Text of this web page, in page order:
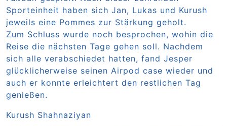
Sporteinheit haben sich Jan, Lukas und Kurush
jeweils eine Pommes zur Stärkung geholt.
Zum Schluss wurde noch besprochen, wohin die
Reise die nächsten Tage gehen soll. Nachdem
sich alle verabschiedet hatten, fand Jesper
glücklicherweise seinen Airpod case wieder und
auch er konnte erleichtert den restlichen Tag
genießen.
Kurush Shahnaziyan